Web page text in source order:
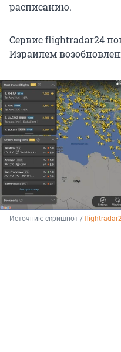
расписанию.
Сервис flightradar24
Израилем
Источник: скришнот /